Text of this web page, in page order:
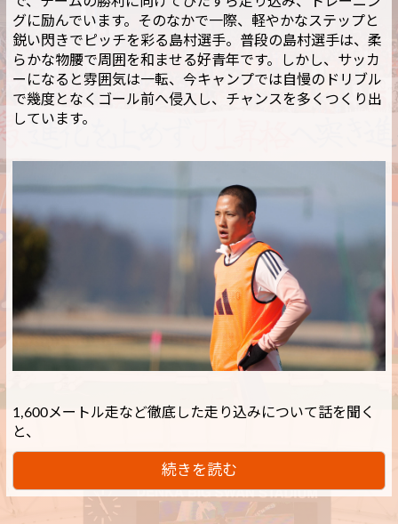
グに励んでいます。そのなかで一際、軽やかなステップと
鋭い閃きでピッチを彩る島村選手。普段の島村選手は、柔
らかな物腰で周囲を和ませる好青年です。しかし、サッカ
ーになると雰囲気は一転、今キャンプでは自慢のドリブル
で幾度となくゴール前へ侵入し、チャンスを多くつくり出
しています。
1,600メートル走など徹底した走り込みについて話を聞く
と、
続きを読む